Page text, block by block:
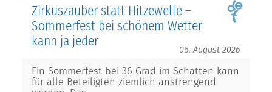
Zirkuszauber statt Hitzewelle –
Sommerfest bei schönem Wetter
kann ja jeder
06. August 2026
Ein Sommerfest bei 36 Grad im Schatten kann
für alle Beteiligten ziemlich anstrengend